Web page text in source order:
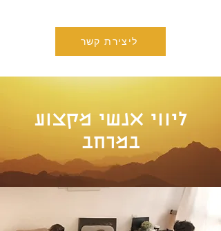
ליצירת קשר
ליווי אנשי מקצוע
במרחב